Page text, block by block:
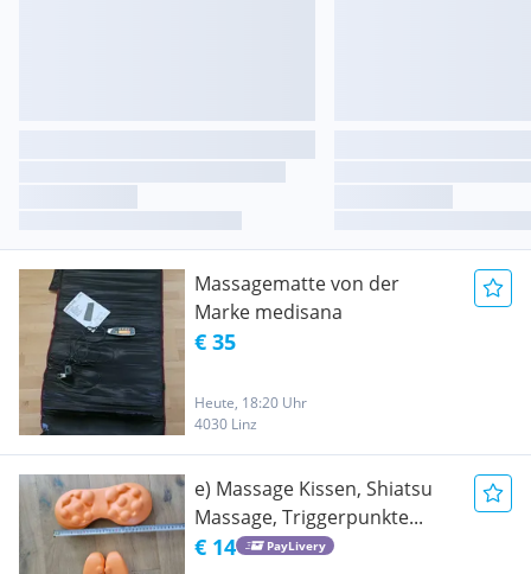
Massagematte von der
Marke medisana
€ 35
Heute, 18:20 Uhr
4030 Linz
e) Massage Kissen, Shiatsu
Massage, Triggerpunkte...
€ 14 PayLivery